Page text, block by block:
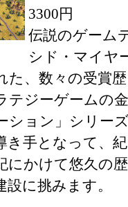
3300円
伝説のゲーム
シド・マイヤ
た、数々の受賞
テジーゲームの
ション」シリー
き手となって、
にかけて悠久の
設に挑みます。